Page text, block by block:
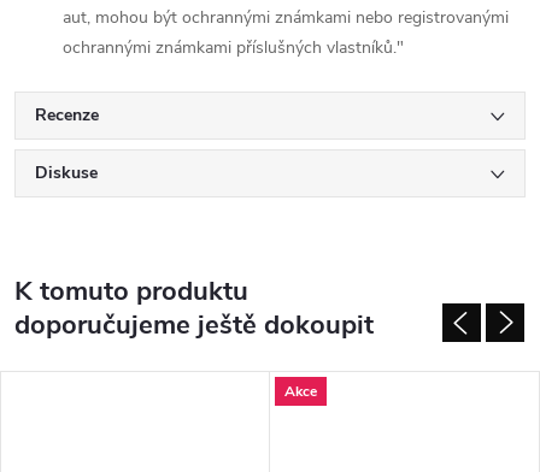
aut, mohou být ochrannými známkami nebo registrovanými
ochrannými známkami příslušných vlastníků."
Recenze
Diskuse
K tomuto produktu
doporučujeme ještě dokoupit
Akce